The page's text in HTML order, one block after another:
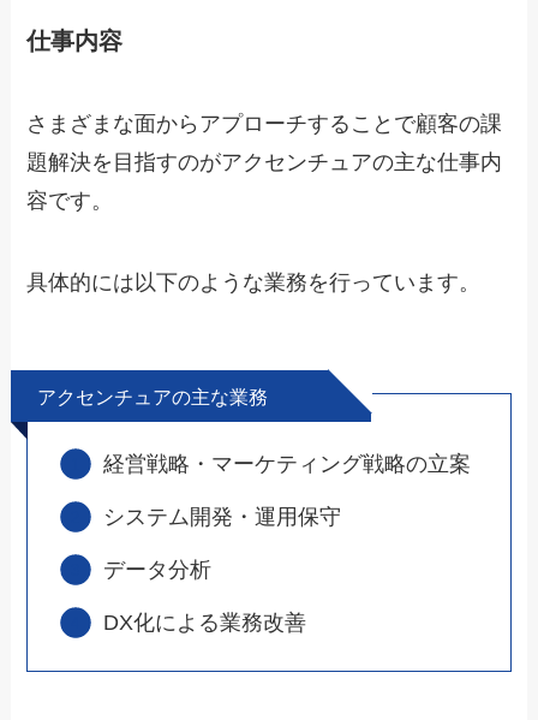
仕事内容
さまざまな面からアプローチすることで顧客の課
題解決を目指すのがアクセンチュアの主な仕事内
容です。
具体的には以下のような業務を行っています。
アクセンチュアの主な業務
経営戦略・マーケティング戦略の立案
システム開発・運用保守
データ分析
DX化による業務改善